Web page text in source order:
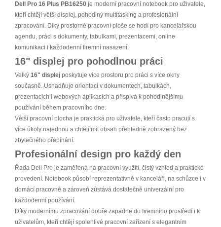
Dell Pro 16 Plus PB16250 je moderní pracovní notebook pro uživatele,
kteří chtějí větší displej, pohodlný multitasking a profesionální
zpracování. Díky prostorné pracovní ploše se hodí pro kancelářskou
agendu, práci s dokumenty, tabulkami, prezentacemi, online
komunikaci i každodenní firemní nasazení.
16" displej pro pohodlnou práci
Velký 16" displej poskytuje více prostoru pro práci s více okny
současně. Usnadňuje orientaci v dokumentech, tabulkách,
prezentacích i webových aplikacích a přispívá k pohodlnějšímu
používání během pracovního dne.
Větší pracovní plocha je praktická pro uživatele, kteří často pracují s
více úkoly najednou a chtějí mít obsah přehledně zobrazený bez
zbytečného přepínání.
Profesionální design pro každý den
Řada Dell Pro je zaměřená na pracovní využití, čistý vzhled a praktické
provedení. Notebook působí reprezentativně v kanceláři, na schůzce i v
domácí pracovně a zároveň zůstává dostatečně univerzální pro
každodenní používání.
Díky modernímu zpracování dobře zapadne do firemního prostředí i k
uživatelům, kteří chtějí spolehlivé pracovní zařízení s elegantním